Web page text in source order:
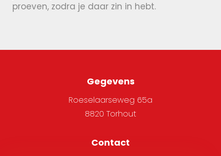
proeven, zodra je daar zin in hebt.
Gegevens
Roeselaarseweg 65a
8820 Torhout
Contact